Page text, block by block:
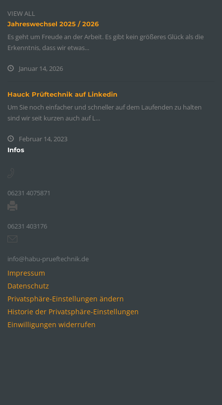
VIEW ALL
Jahreswechsel 2025 / 2026
Es geht um Freude an der Arbeit. Es gibt kein größeres Glück als die
Erkenntnis, dass wir etwas...
Januar 14, 2026
Hauck Prüftechnik auf Linkedin
Um Sie noch einfacher und schneller auf dem Laufenden zu halten
sind wir seit kurzen auch auf L...
Februar 14, 2023
Infos
06231 4075871
06231 403176
info@habu-prueftechnik.de
Impressum
Datenschutz
Privatsphäre-Einstellungen ändern
Historie der Privatsphäre-Einstellungen
Einwilligungen widerrufen